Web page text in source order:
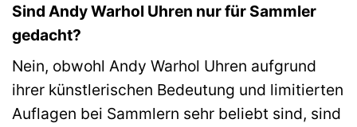
Sind Andy Warhol Uhren nur für Sammler
gedacht?
Nein, obwohl Andy Warhol Uhren aufgrund
ihrer künstlerischen Bedeutung und limitierten
Auflagen bei Sammlern sehr beliebt sind, sind